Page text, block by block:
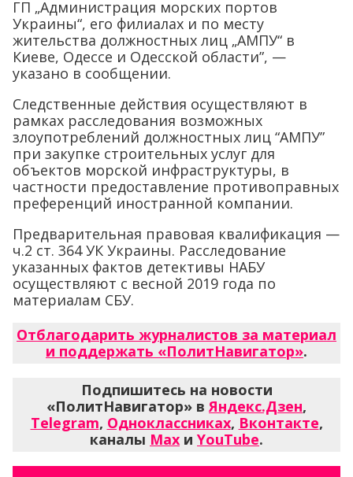
ГП „Администрация морских портов
Украины“, его филиалах и по месту
жительства должностных лиц „АМПУ“ в
Киеве, Одессе и Одесской области”, —
указано в сообщении.
Следственные действия осуществляют в
рамках расследования возможных
злоупотреблений должностных лиц “АМПУ”
при закупке строительных услуг для
объектов морской инфраструктуры, в
частности предоставление противоправных
преференций иностранной компании.
Предварительная правовая квалификация —
ч.2 ст. 364 УК Украины. Расследование
указанных фактов детективы НАБУ
осуществляют с весной 2019 года по
материалам СБУ.
Отблагодарить журналистов за материал
и поддержать «ПолитНавигатор».
Подпишитесь на новости
«ПолитНавигатор» вЯндекс.Дзен,
Telegram, Одноклассниках, Вконтакте,
каналы Max и YouTube.